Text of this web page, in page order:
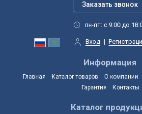
пн-пт: с 9:00 до
Вход |
Информация
Главная Каталог товаров О компании
Гарантия
Контакты
Каталог